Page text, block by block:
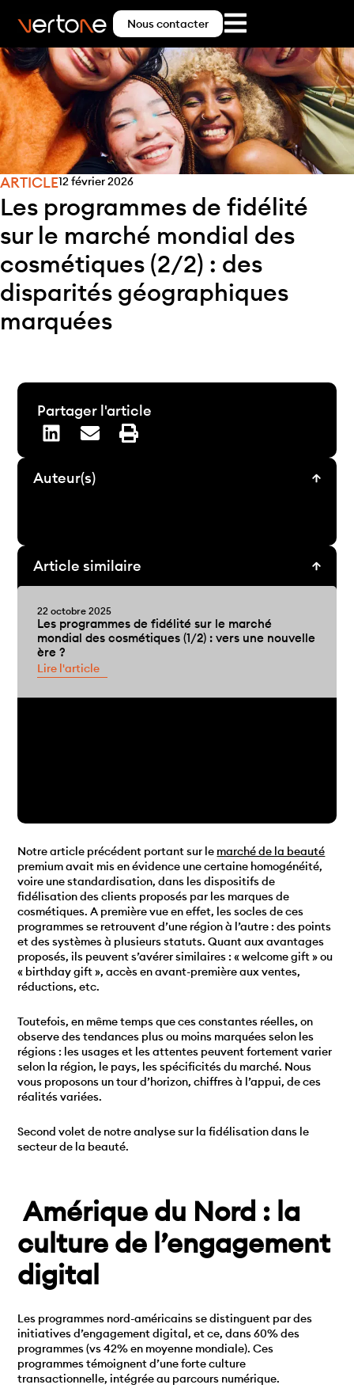
Nous contacter
ARTICLE12 février 2026
Les programmes de fidélité
sur le marché mondial des
cosmétiques (2/2) : des
disparités géographiques
marquées
Notre article précédent portant sur le marché de la beauté
premium avait mis en évidence une certaine homogénéité,
voire une standardisation, dans les dispositifs de
fidélisation des clients proposés par les marques de
cosmétiques. A première vue en effet, les socles de ces
programmes se retrouvent d’une région à l’autre : des points
et des systèmes à plusieurs statuts. Quant aux avantages
proposés, ils peuvent s’avérer similaires : « welcome gift » ou
« birthday gift », accès en avant-première aux ventes,
réductions, etc.
Toutefois, en même temps que ces constantes réelles, on
observe des tendances plus ou moins marquées selon les
régions : les usages et les attentes peuvent fortement varier
selon la région, le pays, les spécificités du marché. Nous
vous proposons un tour d’horizon, chiffres à l’appui, de ces
réalités variées.
Second volet de notre analyse sur la fidélisation dans le
secteur de la beauté.
Amérique du Nord : la
culture de l’engagement
digital
Les programmes nord-américains se distinguent par des
initiatives d’engagement digital, et ce, dans 60% des
programmes (vs 42% en moyenne mondiale). Ces
programmes témoignent d’une forte culture
transactionnelle, intégrée au parcours numérique.
Partager l'article
Auteur(s)
Article similaire
22 octobre 2025
Les programmes de fidélité sur le marché
mondial des cosmétiques (1/2) : vers une nouvelle
ère ?
Lire l'article